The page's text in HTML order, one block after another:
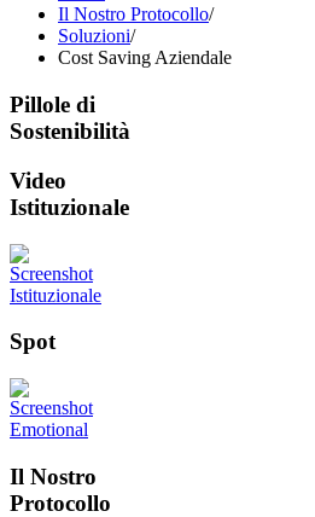
Il Nostro Protocollo/
Soluzioni/
Cost Saving Aziendale
Pillole di
Sostenibilità
Video
Istituzionale
Spot
Il Nostro
Protocollo